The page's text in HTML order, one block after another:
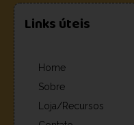
Links úteis
Home
Sobre
Loja/Recursos